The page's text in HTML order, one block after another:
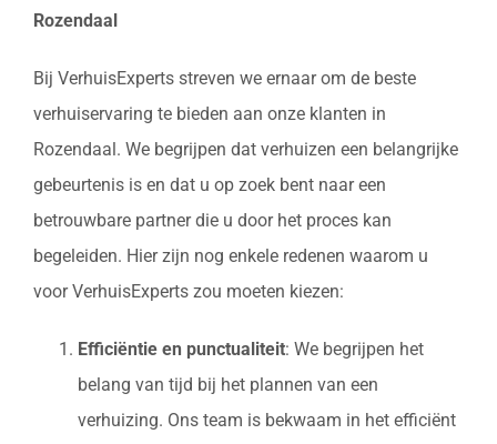
Rozendaal
Bij VerhuisExperts streven we ernaar om de beste
verhuiservaring te bieden aan onze klanten in
Rozendaal. We begrijpen dat verhuizen een belangrijke
gebeurtenis is en dat u op zoek bent naar een
betrouwbare partner die u door het proces kan
begeleiden. Hier zijn nog enkele redenen waarom u
voor VerhuisExperts zou moeten kiezen:
Efficiëntie en punctualiteit: We begrijpen het
belang van tijd bij het plannen van een
verhuizing. Ons team is bekwaam in het efficiënt